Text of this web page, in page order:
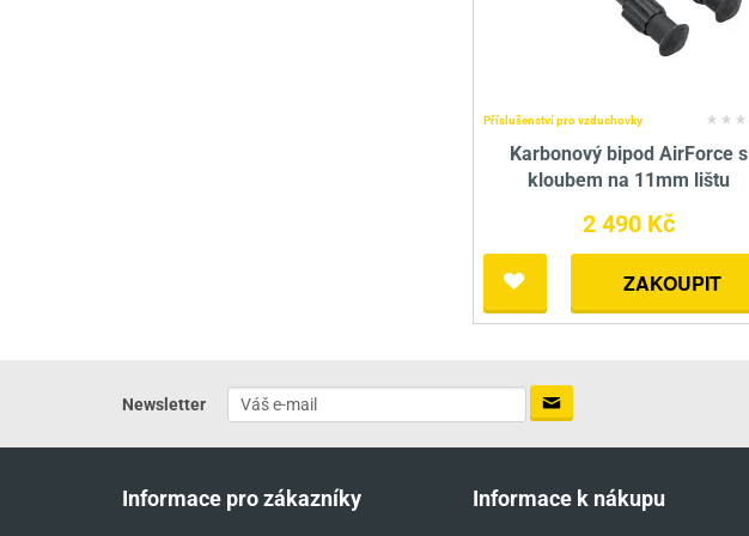
Příslušenství pro vzduchovky
Karbonový bipod AirForce s
kloubem na 11mm lištu
2 490 Kč
ZAKOUPIT
Newsletter
Informace pro zákazníky Informace k nákupu